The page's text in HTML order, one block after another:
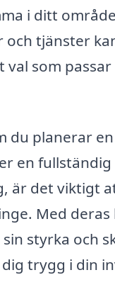
i ditt
och tjänster
som
du planerar
en fullständig
är det viktigt
Med deras
styrka och
trygg i din